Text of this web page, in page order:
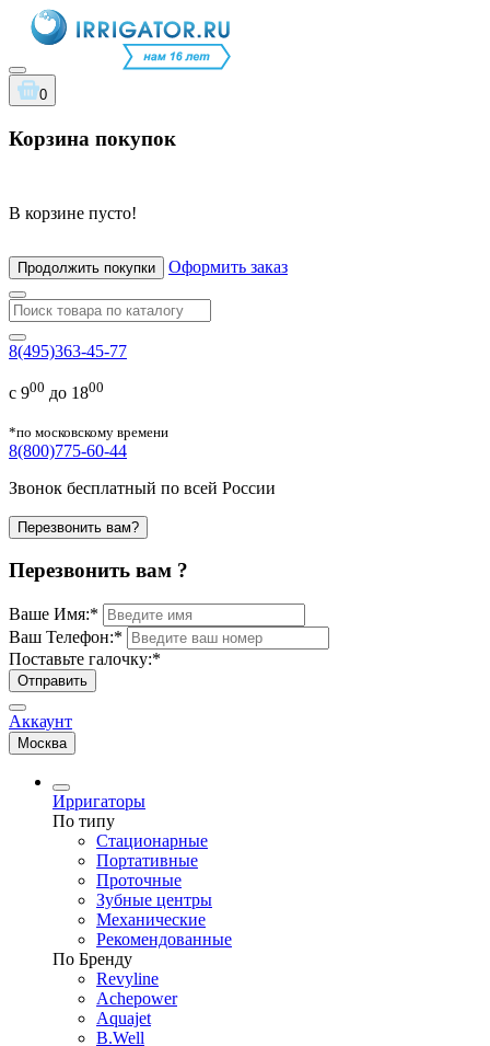
0
Корзина покупок
В корзине пусто!
Продолжить покупки Оформить заказ
8(495)363-45-77
с 900 до 1800
*по московскому времени
8(800)775-60-44
Звонок бесплатный по всей России
Перезвонить вам?
Перезвонить вам ?
Ваше Имя:*
Ваш Телефон:*
Поставьте галочку:*
Отправить
Аккаунт
Москва
Ирригаторы
По типу
Стационарные
Портативные
Проточные
Зубные центры
Механические
Рекомендованные
По Бренду
Revyline
Achepower
Aquajet
B.Well